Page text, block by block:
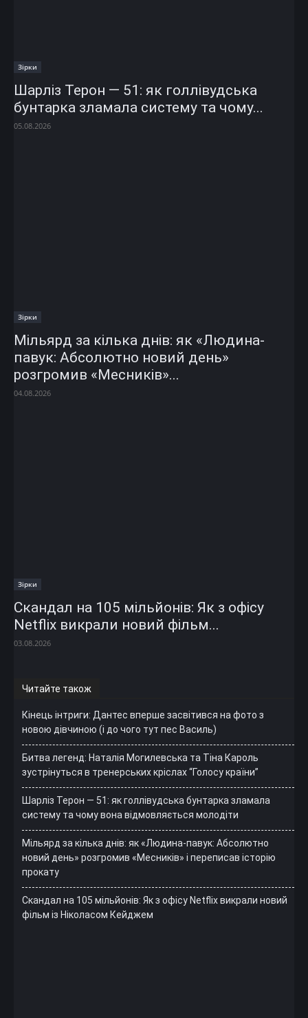
Зірки
Шарліз Терон — 51: як голлівудська
бунтарка зламала систему та чому...
05.08.2026
Зірки
Мільярд за кілька днів: як «Людина-
павук: Абсолютно новий день»
розгромив «Месників»...
04.08.2026
Зірки
Скандал на 105 мільйонів: Як з офісу
Netflix викрали новий фільм...
03.08.2026
Читайте також
Кінець інтриги: Дантес вперше засвітився на фото з
новою дівчиною (і до чого тут пес Василь)
Битва легенд: Наталія Могилевська та Тіна Кароль
зустрінуться в тренерських кріслах “Голосу країни”
Шарліз Терон — 51: як голлівудська бунтарка зламала
систему та чому вона відмовляється молодіти
Мільярд за кілька днів: як «Людина-павук: Абсолютно
новий день» розгромив «Месників» і переписав історію
прокату
Скандал на 105 мільйонів: Як з офісу Netflix викрали новий
фільм із Ніколасом Кейджем